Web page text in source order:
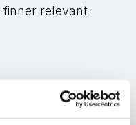
relevant
en falsk